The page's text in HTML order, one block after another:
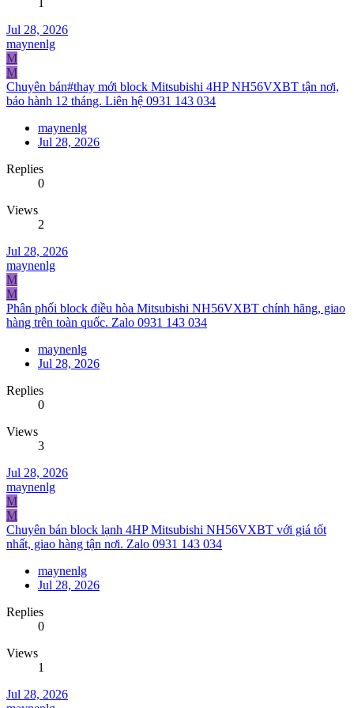
Jul 28, 2026
maynenlg
M
M
Chuyên bán#thay mới block Mitsubishi 4HP NH56VXBT tận nơi,
bảo hành 12 tháng. Liên hệ 0931 143 034
maynenlg
Jul 28, 2026
Replies
0
Views
2
Jul 28, 2026
maynenlg
M
M
Phân phối block điều hòa Mitsubishi NH56VXBT chính hãng, giao
hàng trên toàn quốc. Zalo 0931 143 034
maynenlg
Jul 28, 2026
Replies
0
Views
3
Jul 28, 2026
maynenlg
M
M
Chuyên bán block lạnh 4HP Mitsubishi NH56VXBT với giá tốt
nhất, giao hàng tận nơi. Zalo 0931 143 034
maynenlg
Jul 28, 2026
Replies
0
Views
1
Jul 28, 2026